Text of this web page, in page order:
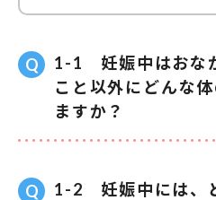
1-1 妊娠中はおな
こと以外にどんな
ますか？
1-2 妊娠中には、